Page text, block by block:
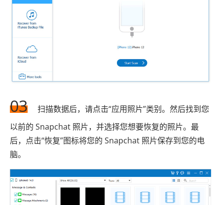
03
扫描数据后，请点击“应用照片”类别。然后找到您
以前的 Snapchat 照片，并选择您想要恢复的照片。最
后，点击“恢复”图标将您的 Snapchat 照片保存到您的电
脑。